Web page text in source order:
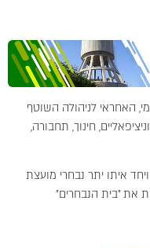
האחראי לניהולה השוטף
חינוך, תחבורה,
איתו יתר נבחרי מועצת
את "בית הנבחרים"